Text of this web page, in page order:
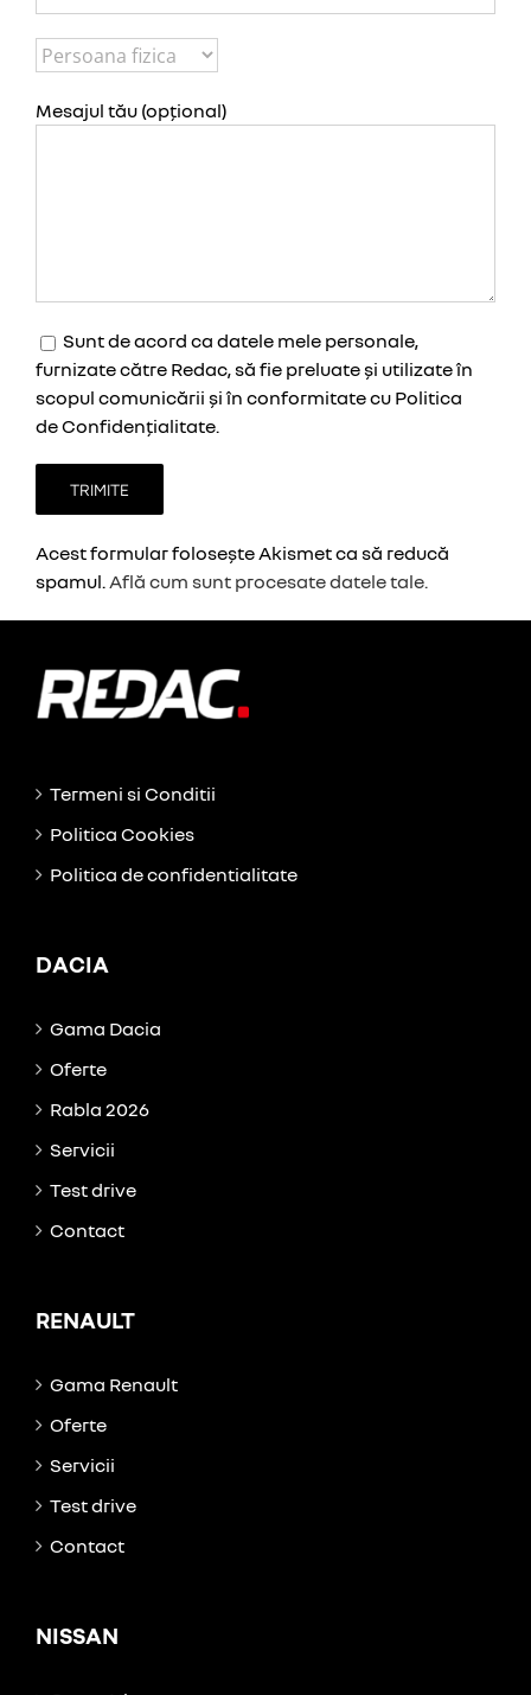
Mesajul tău (opțional)
Sunt de acord ca datele mele personale,
furnizate către Redac, să fie preluate și utilizate în
scopul comunicării și în conformitate cu Politica
de Confidențialitate.
Acest formular folosește Akismet ca să reducă
spamul.Află cum sunt procesate datele tale.
Termeni si Conditii
Politica Cookies
Politica de confidentialitate
DACIA
Gama Dacia
Oferte
Rabla 2026
Servicii
Test drive
Contact
RENAULT
Gama Renault
Oferte
Servicii
Test drive
Contact
NISSAN